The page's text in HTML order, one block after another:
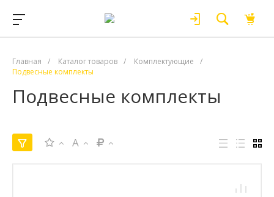
Главная / Каталог товаров / Комплектующие
/
Подвесные комплекты
Подвесные комплекты
A